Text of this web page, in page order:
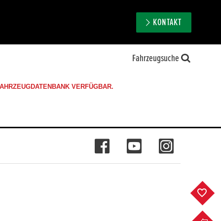
KONTAKT
Fahrzeugsuche
VERFÜGBAR.